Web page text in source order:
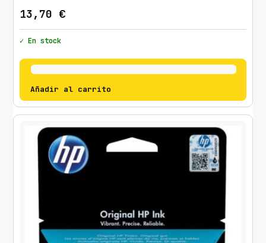
13,70 €
✓ En stock
Añadir al carrito